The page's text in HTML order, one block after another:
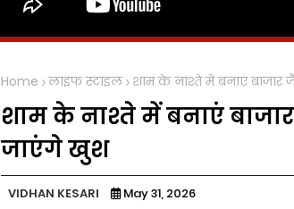
Home लाइफ स्टाइल शाम के नाश्ते में बनाएं बाजार
शाम के नाश्ते में बनाएं बाजार
जाएंगे खुश
VIDHAN KESARI May 31, 2026